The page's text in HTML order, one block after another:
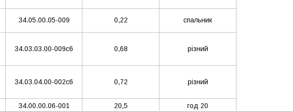
34.05.00.05-009 0,22 спальник
34.03.03.00-009с6 0,68 різний
34.03.04.00-002с6 0,72 різний
34.00.00.06-001 20,5
год 20